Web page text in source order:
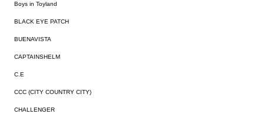
Boys in Toyland
BLACK EYE PATCH
BUENAVISTA
CAPTAINSHELM
C.E
CCC (CITY COUNTRY CITY)
CHALLENGER